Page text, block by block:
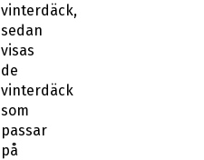
vinterdäck,
sedan
visas
de
vinterdäck
som
passar
på